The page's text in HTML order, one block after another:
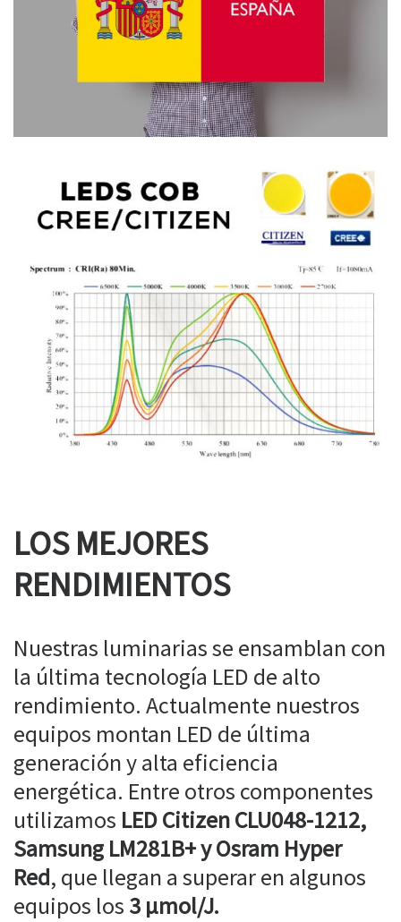
LOS MEJORES
RENDIMIENTOS
Nuestras luminarias se ensamblan con
la última tecnología LED de alto
rendimiento. Actualmente nuestros
equipos montan LED de última
generación y alta eficiencia
energética. Entre otros componentes
utilizamos LED Citizen CLU048-1212,
Samsung LM281B+ y Osram Hyper
Red, que llegan a superar en algunos
equipos los 3 µmol/J.